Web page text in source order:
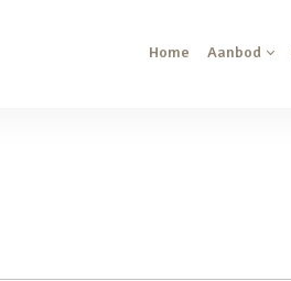
Home Aanbod